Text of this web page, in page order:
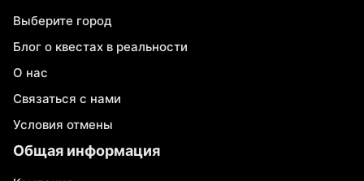
Выберите город
Блог о квестах в реальности
О нас
Связаться с нами
Условия отмены
Общая информация